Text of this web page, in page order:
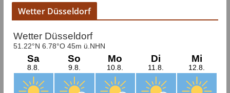
Wetter Düsseldorf